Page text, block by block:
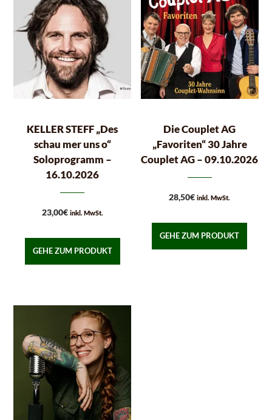
KELLER STEFF „Des
schau mer uns o“
Soloprogramm –
16.10.2026
23,00€ inkl. MwSt.
GEHE ZUM PRODUKT
Die Couplet AG
„Favoriten“ 30 Jahre
Couplet AG – 09.10.2026
28,50€ inkl. MwSt.
GEHE ZUM PRODUKT